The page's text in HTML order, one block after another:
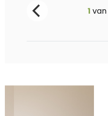
relaxfunctie (1x 2
Vanaf €1099
-
1